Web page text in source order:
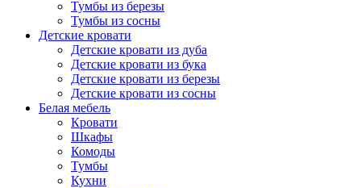
Тумбы из березы
Тумбы из сосны
Детские кровати
Детские кровати из дуба
Детские кровати из бука
Детские кровати из березы
Детские кровати из сосны
Белая мебель
Кровати
Шкафы
Комоды
Тумбы
Кухни